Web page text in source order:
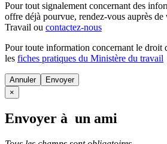
Pour tout signalement concernant des
offre déjà pourvue, rendez-vous auprès
Travail ou contactez-nous
Pour toute information concernant le droit
les fiches pratiques du Ministère du travail
Annuler
×
Envoyer à un ami